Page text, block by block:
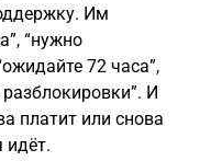
Им
“нужно
72 часа”,
И
платит или снова
идёт.